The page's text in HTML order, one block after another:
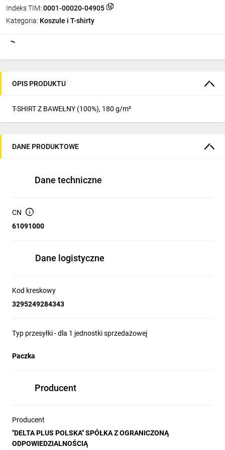
Indeks TIM: 0001-00020-04905
Kategoria: Koszule i T-shirty
OPIS PRODUKTU
T-SHIRT Z BAWEŁNY (100%), 180 g/m²
DANE PRODUKTOWE
Dane techniczne
CN
61091000
Dane logistyczne
Kod kreskowy
3295249284343
Typ przesyłki - dla 1 jednostki sprzedażowej
Paczka
Producent
Producent
"DELTA PLUS POLSKA" SPÓŁKA Z OGRANICZONĄ
ODPOWIEDZIALNOŚCIĄ